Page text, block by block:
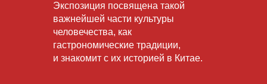
Экспозиция посвящена такой
важнейшей части культуры
человечества, как
гастрономические традиции,
и знакомит с их историей в Китае.